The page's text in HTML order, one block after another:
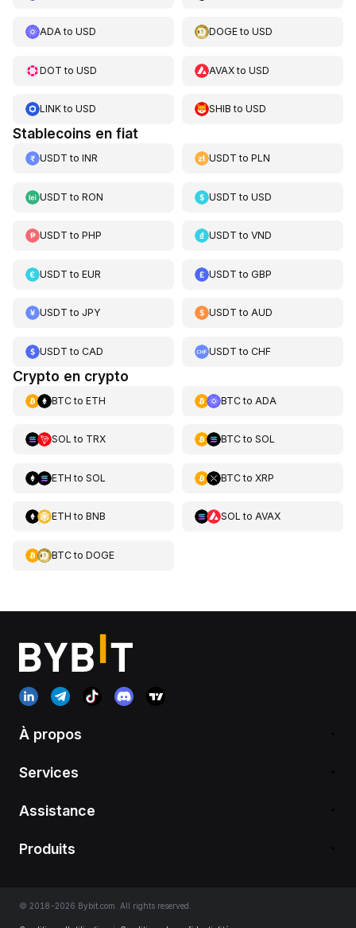
ADAto USD DOGEtoUSD
DOT to USD AVAXtoUSD
LINKto USD SHIB toUSD
Stablecoins en fiat
USDT to INR USDT toPLN
USDT to RON USDT toUSD
USDT to PHP USDT toVND
USDT to EUR USDT toGBP
USDT to JPY USDT toAUD
USDT to CAD USDT toCHF
Crypto en crypto
BTCto ETH BTCto ADA
SOL to TRX BTCto SOL
ETH to SOL BTCto XRP
ETH to BNB SOL to AVAX
BTCto DOGE
À propos
Services
Assistance
Produits
© 2018-2026 Bybit.com. All rights reserved.